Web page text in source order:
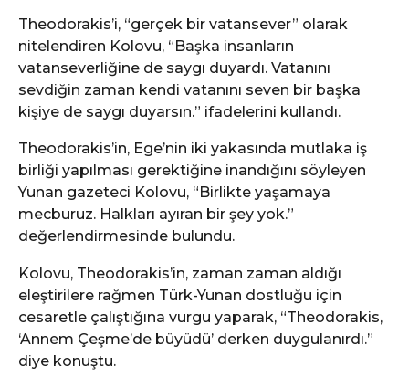
Theodorakis’i, “gerçek bir vatansever” olarak
nitelendiren Kolovu, “Başka insanların
vatanseverliğine de saygı duyardı. Vatanını
sevdiğin zaman kendi vatanını seven bir başka
kişiye de saygı duyarsın.” ifadelerini kullandı.
Theodorakis’in, Ege’nin iki yakasında mutlaka iş
birliği yapılması gerektiğine inandığını söyleyen
Yunan gazeteci Kolovu, “Birlikte yaşamaya
mecburuz. Halkları ayıran bir şey yok.”
değerlendirmesinde bulundu.
Kolovu, Theodorakis’in, zaman zaman aldığı
eleştirilere rağmen Türk-Yunan dostluğu için
cesaretle çalıştığına vurgu yaparak, “Theodorakis,
‘Annem Çeşme’de büyüdü’ derken duygulanırdı.”
diye konuştu.